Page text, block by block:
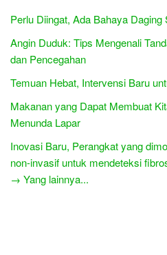
Perlu Diingat, Ada Bahaya
Angin Duduk: Tips Mengenali
dan Pencegahan
Temuan Hebat, Intervensi Baru
Makanan yang Dapat Membuat
Menunda Lapar
Inovasi Baru, Perangkat yang
non-invasif untuk mendeteksi
→ Yang lainnya...